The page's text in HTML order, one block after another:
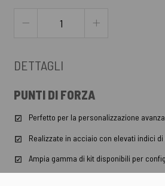
DETTAGLI
PUNTI DI FORZA
Perfetto per la personalizzazione
Realizzate in acciaio con elevati indici
Ampia gamma di kit disponibili per